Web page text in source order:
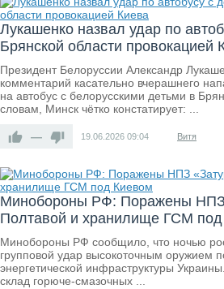
Лукашенко назвал удар по
Брянской области провокацией
Президент Белоруссии Александр
комментарий касательно вчерашнего
на автобус с белорусскими детьми в
словам, Минск чётко констатирует: ...
— 19.06.2026 09:04 Витя
Минобороны РФ: Поражены НПЗ
Полтавой и хранилище ГСМ
Минобороны РФ сообщило, что ночью
групповой удар высокоточным оружием
энергетической инфраструктуры
склад горюче-смазочных ...